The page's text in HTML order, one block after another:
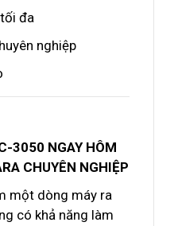
đa
nghiệp
3050 NGAY HÔM
CHUYÊN NGHIỆP
một dòng máy ra
có khả năng làm